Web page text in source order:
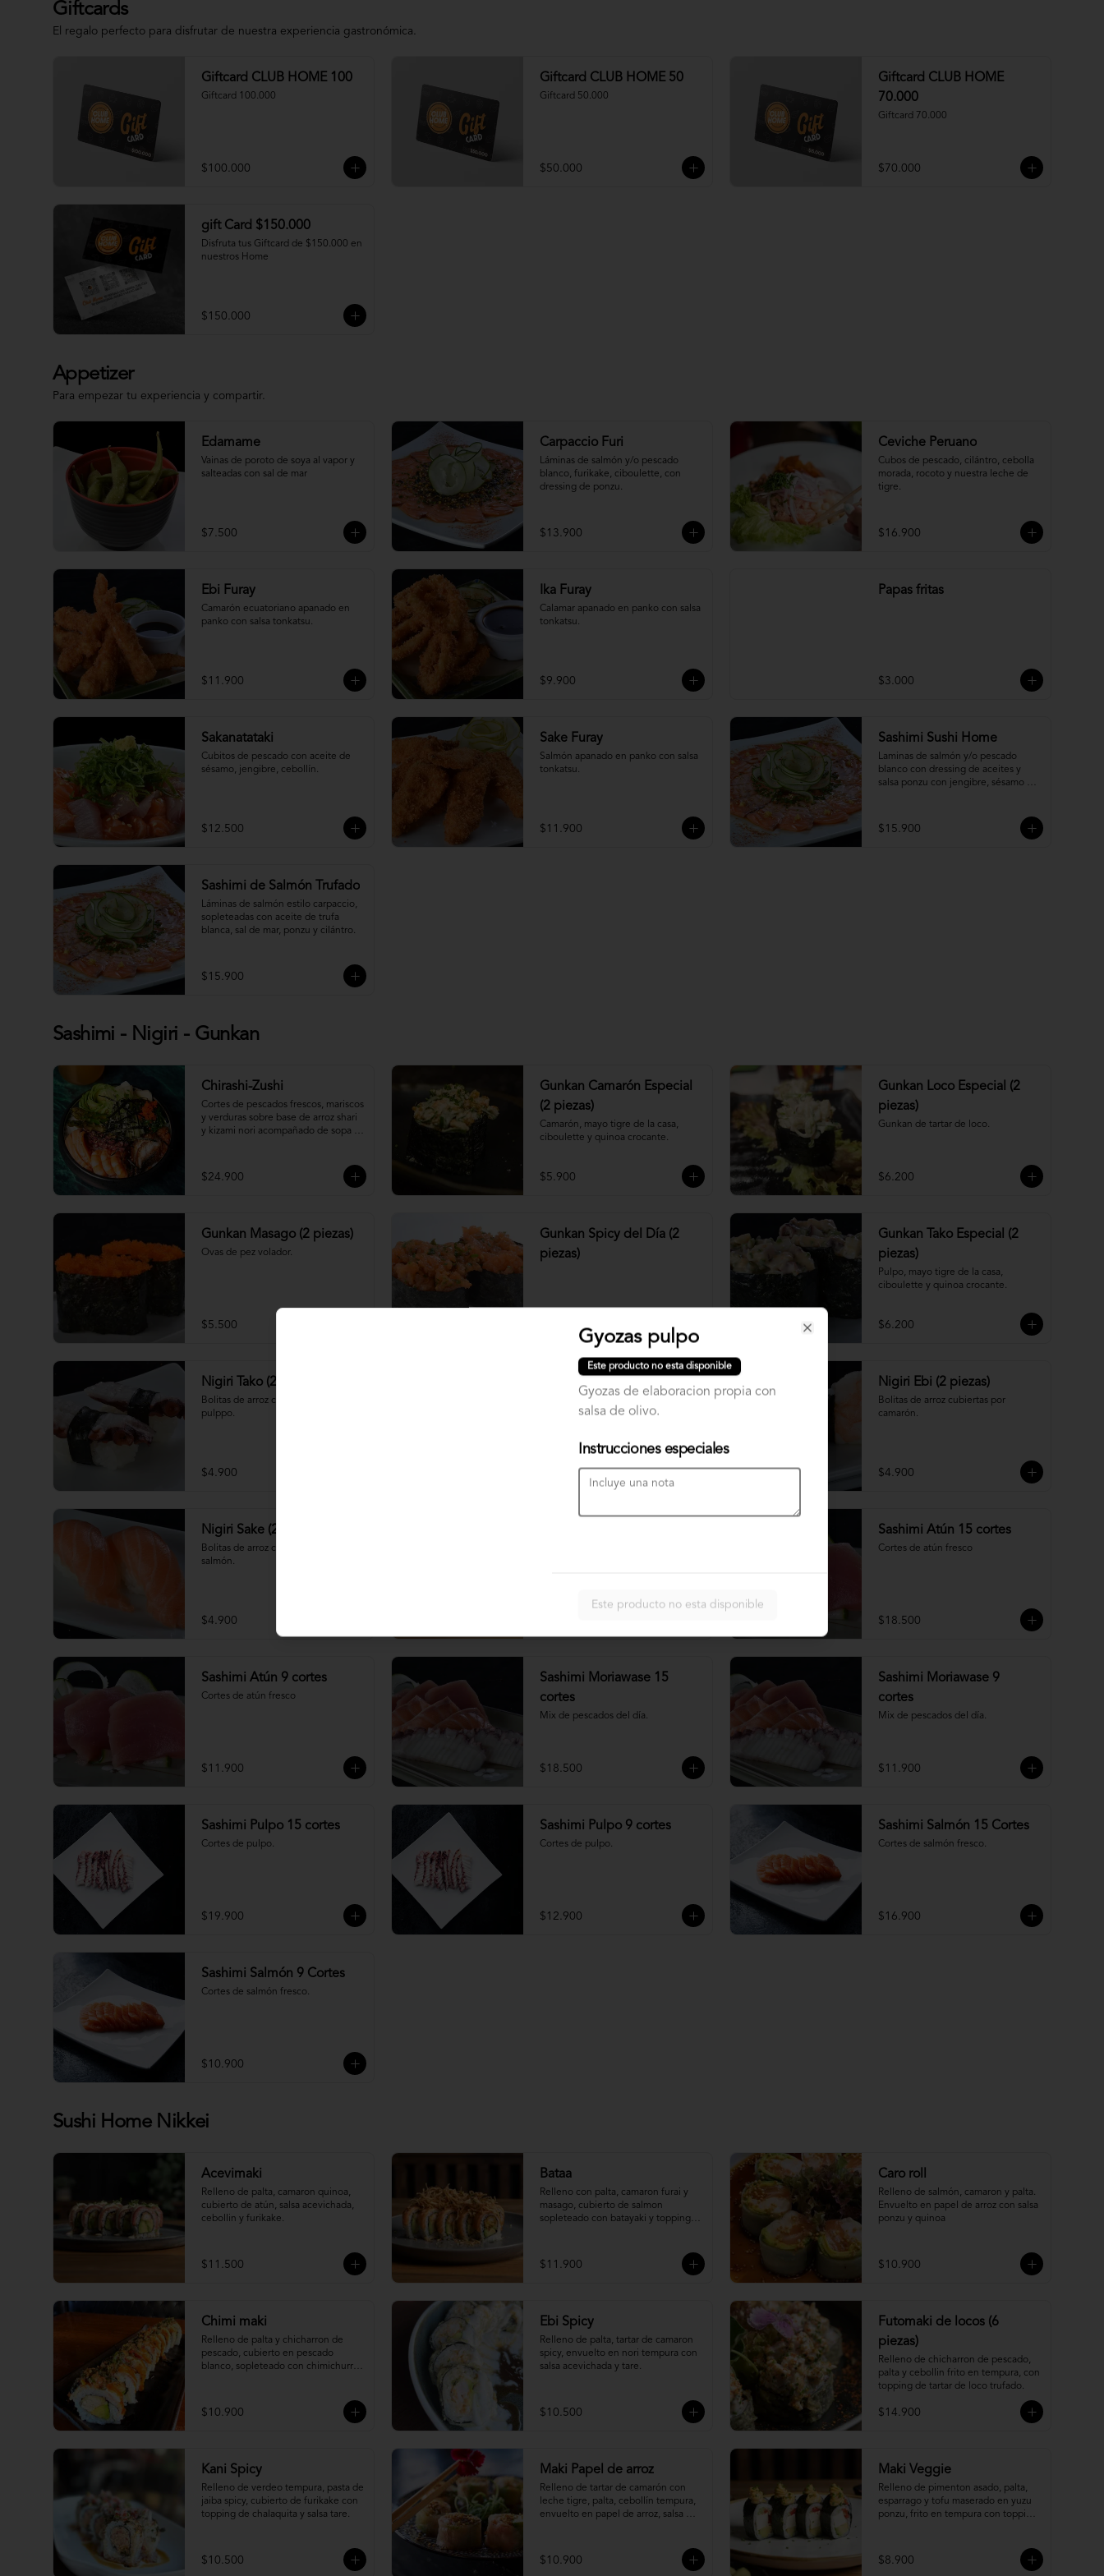
Giftcards
El regalo perfecto para disfrutar de nuestra experiencia gastronómica.
Giftcard CLUB HOME 100
Giftcard 100.000
$100.000
Giftcard CLUB HOME 50
Giftcard 50.000
$50.000
Giftcard CLUB HOME
70.000
Giftcard 70.000
$70.000
gift Card $150.000
Disfruta tus Giftcard de $150.000 en
nuestros Home
$150.000
Appetizer
Para empezar tu experiencia y compartir.
Edamame
Vainas de poroto de soya al vapor y
salteadas con sal de mar
$7.500
Carpaccio Furi
Láminas de salmón y/o pescado
blanco, furikake, ciboulette, con
dressing de ponzu.
$13.900
Ceviche Peruano
Cubos de pescado, cilántro, cebolla
morada, rocoto y nuestra leche de
tigre.
$16.900
Ebi Furay
Camarón ecuatoriano apanado en
panko con salsa tonkatsu.
$11.900
Ika Furay
Calamar apanado en panko con salsa
tonkatsu.
$9.900
Papas fritas
$3.000
Sakanatataki
Cubitos de pescado con aceite de
sésamo, jengibre, cebollín.
$12.500
Sake Furay
Salmón apanado en panko con salsa
tonkatsu.
$11.900
Sashimi Sushi Home
Laminas de salmón y/o pescado
blanco con dressing de aceites y
salsa ponzu con jengibre, sésamo y
$15.900
Sashimi de Salmón Trufado
Láminas de salmón estilo carpaccio,
sopleteadas con aceite de trufa
blanca, sal de mar, ponzu y cilántro.
$15.900
Sashimi - Nigiri - Gunkan
Chirashi-Zushi
Cortes de pescados frescos, mariscos
y verduras sobre base de arroz shari
y kizami nori acompañado de sopa
$24.900
Gunkan Camarón Especial
(2 piezas)
Camarón, mayo tigre de la casa,
ciboulette y quinoa crocante.
$5.900
Gunkan Loco Especial (2
piezas)
Gunkan de tartar de loco.
$6.200
Gunkan Masago (2 piezas)
Ovas de pez volador.
$5.500
Gunkan Spicy del Día (2
piezas)
Gunkan Tako Especial (2
piezas)
Pulpo, mayo tigre de la casa,
ciboulette y quinoa crocante.
$6.200
Nigiri Tako (2 piezas)
Bolitas de arroz cubiertas por
pulppo.
$4.900
Nigiri Atún (2 piezas)
Bolitas de arroz cubiertas por atún.
Nigiri Ebi (2 piezas)
Bolitas de arroz cubiertas por
camarón.
$4.900
Nigiri Sake (2 piezas)
Bolitas de arroz cubiertas por
salmón.
$4.900
Sashimi Atún 15 cortes
Cortes de atún fresco
$18.500
Sashimi Atún 9 cortes
Cortes de atún fresco
$11.900
Sashimi Moriawase 15
cortes
Mix de pescados del día.
$18.500
Sashimi Moriawase 9
cortes
Mix de pescados del día.
$11.900
Sashimi Pulpo 15 cortes
Cortes de pulpo.
$19.900
Sashimi Pulpo 9 cortes
Cortes de pulpo.
$12.900
Sashimi Salmón 15 Cortes
Cortes de salmón fresco.
$16.900
Sashimi Salmón 9 Cortes
Cortes de salmón fresco.
$10.900
Sushi Home Nikkei
Acevimaki
Relleno de palta, camaron quinoa,
cubierto de atún, salsa acevichada,
cebollin y furikake.
$11.500
Bataa
Relleno con palta, camaron furai y
masago, cubierto de salmon
sopleteado con batayaki y topping
$11.900
Caro roll
Relleno de salmón, camaron y palta.
Envuelto en papel de arroz con salsa
ponzu y quinoa
$10.900
Chimi maki
Relleno de palta y chicharron de
pescado, cubierto en pescado
blanco, sopleteado con chimichurri
$10.900
Ebi Spicy
Relleno de palta, tartar de camaron
spicy, envuelto en nori tempura con
salsa acevichada y tare.
$10.500
Futomaki de locos (6
piezas)
Relleno de chicharron de pescado,
palta y cebollin frito en tempura, con
topping de tartar de loco trufado.
$14.900
Kani Spicy
Relleno de verdeo tempura, pasta de
jaiba spicy, cubierto de furikake con
topping de chalaquita y salsa tare.
$10.500
Maki Papel de arroz
Relleno de tartar de camarón con
leche tigre, palta, cebollín tempura,
envuelto en papel de arroz, salsa
$10.900
Maki Veggie
Relleno de pimenton asado, palta,
esparrago y tofu maserado en yuzu
ponzu, frito en tempura con topping
$8.900
Gyozas pulpo
Este producto no esta disponible
Gyozas de elaboracion propia con
salsa de olivo.
Instrucciones especiales
Este producto no esta disponible
Close